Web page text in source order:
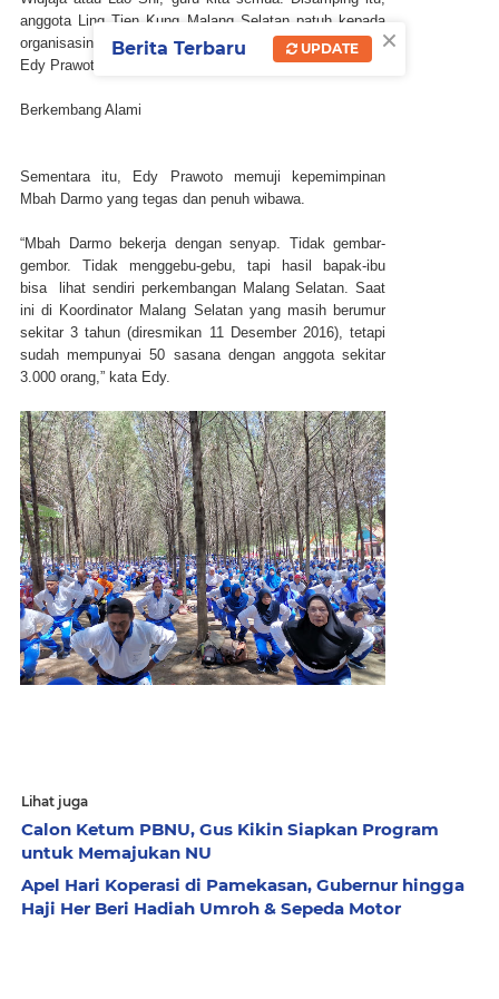
anggota Ling Tien Kung Malang Selatan patuh kepada
organisasinya yakni MPET2 yang dipimpin oleh Bapak
Edy Prawoto,” kata Mbah Darmo.
Berkembang Alami
Sementara itu, Edy Prawoto memuji kepemimpinan
Mbah Darmo yang tegas dan penuh wibawa.
“Mbah Darmo bekerja dengan senyap. Tidak gembar-
gembor. Tidak menggebu-gebu, tapi hasil bapak-ibu
bisa lihat sendiri perkembangan Malang Selatan. Saat
ini di Koordinator Malang Selatan yang masih berumur
sekitar 3 tahun (diresmikan 11 Desember 2016), tetapi
sudah mempunyai 50 sasana dengan anggota sekitar
3.000 orang,” kata Edy.
Lihat juga
Calon Ketum PBNU, Gus Kikin Siapkan Program
untuk Memajukan NU
Apel Hari Koperasi di Pamekasan, Gubernur hingga
Haji Her Beri Hadiah Umroh & Sepeda Motor
×
Berita Terbaru UPDATE